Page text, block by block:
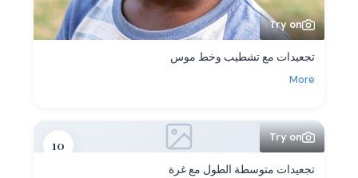
Try on
تجعيدات مع تشطيب وخط موس
More
10
Try on
تجعيدات متوسطة الطول مع غرة